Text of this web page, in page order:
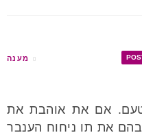
מענה
טעם. אם את אוהבת את
בהם את תו ניחוח הענבר